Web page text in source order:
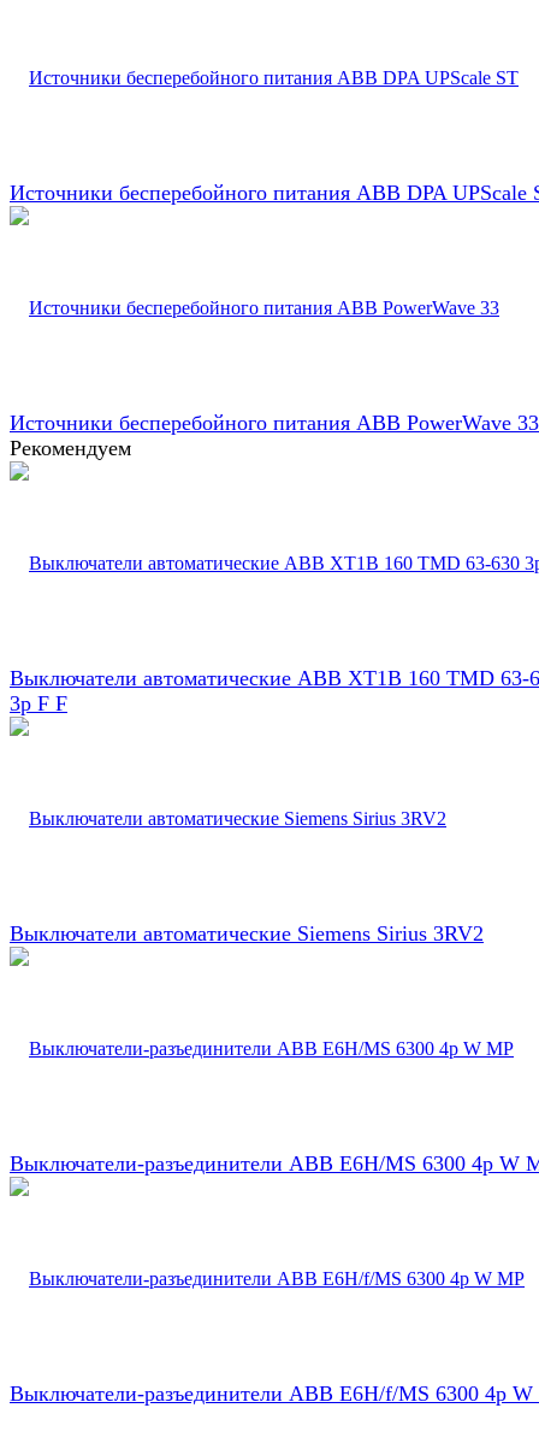
Источники бесперебойного питания ABB DPA UPScale
Источники бесперебойного питания ABB PowerWave 33
Рекомендуем
Выключатели автоматические ABB XT1B 160 TMD 63-
3p F F
Выключатели автоматические Siemens Sirius 3RV2
Выключатели-разъединители ABB E6H/MS 6300 4p W
Выключатели-разъединители ABB E6H/f/MS 6300 4p W